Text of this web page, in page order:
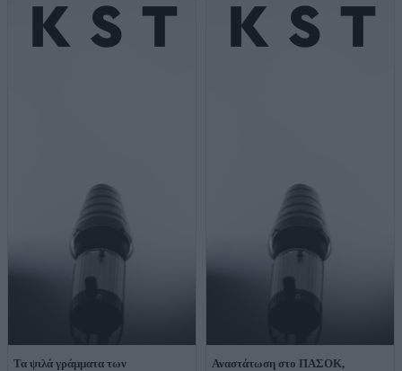
Τα ψιλά γράμματα των
Αναστάτωση στο ΠΑΣΟΚ,